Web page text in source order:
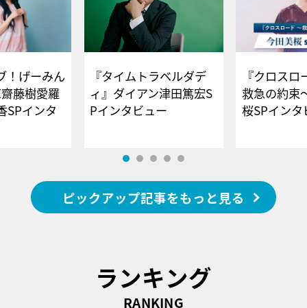
！げーみん
藤樹愛羅
SPインタ
『タイムトラベルダデ
ィ』ダイアン津田篤宏S
Pインタビュー
『クロス
救急の約束
桜SPイ
ピックアップ記事をもっと見る
ランキング
RANKING